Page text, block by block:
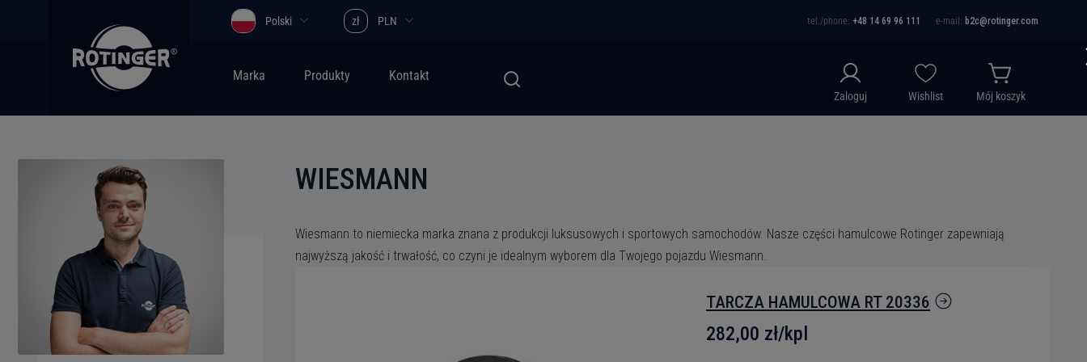
Polski zł PLN tel./phone: +48 14 69 96 111 e-mail: b2c@rotinger.com
Marka Produkty Kontakt
Zaloguj Wishlist Mój koszyk
WIESMANN
Wiesmann to niemiecka marka znana z produkcji luksusowych i sportowych samochodów. Nasze części hamulcowe Rotinger zapewniają
najwyższą jakość i trwałość, co czyni je idealnym wyborem dla Twojego pojazdu Wiesmann.
TARCZA HAMULCOWA RT 20336
282,00 zł/kpl